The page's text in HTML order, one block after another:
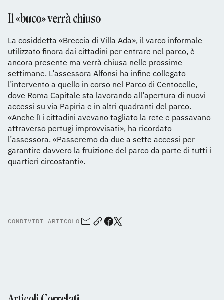
Il «buco» verrà chiuso
La cosiddetta «Breccia di Villa Ada», il varco informale
utilizzato finora dai cittadini per entrare nel parco, è
ancora presente ma verrà chiusa nelle prossime
settimane. L’assessora Alfonsi ha infine collegato
l’intervento a quello in corso nel Parco di Centocelle,
dove Roma Capitale sta lavorando all’apertura di nuovi
accessi su via Papiria e in altri quadranti del parco.
«Anche lì i cittadini avevano tagliato la rete e passavano
attraverso pertugi improvvisati», ha ricordato
l’assessora. «Passeremo da due a sette accessi per
garantire davvero la fruizione del parco da parte di tutti i
quartieri circostanti».
CONDIVIDI ARTICOLO